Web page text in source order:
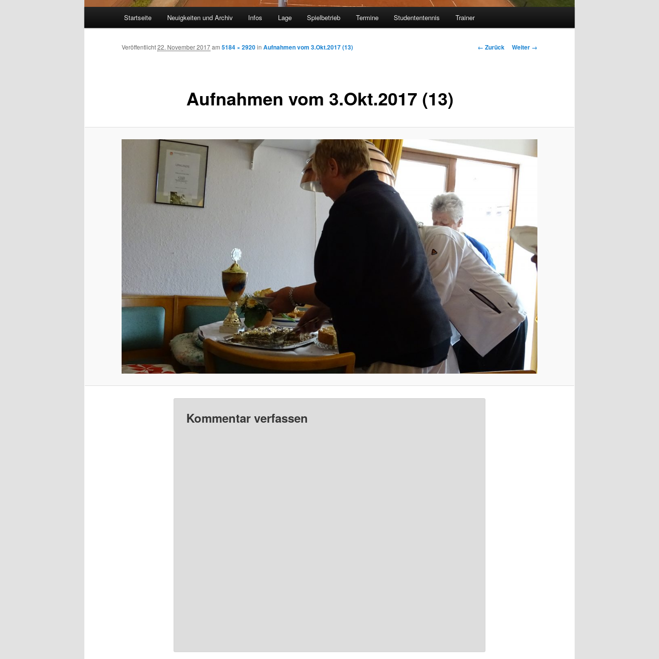
Startseite Neuigkeiten und Archiv Infos Lage Spielbetrieb Termine Studententennis Trainer
Bilder-
← Zurück Weiter →
Aufnahmen vom 3.Okt.2017 (13)
Veröffentlicht22. November 2017am 5184 × 2920in Aufnahmen vom 3.Okt.2017 (13)
Kommentar verfassen